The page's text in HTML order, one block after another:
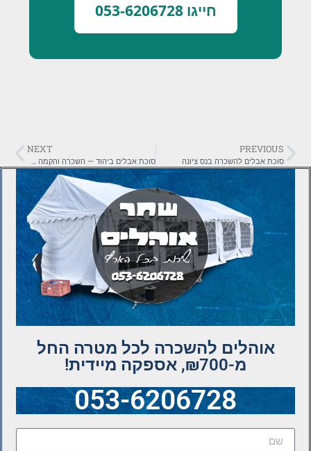
חייגו 053-6206728
PREVIOUS
סוכת אבלים להשכרה בנס ציונה
NEXT
אוהלים להשכרה לכל מטרה החל
מ-₪700, אספקה מיידית!
053-6206728